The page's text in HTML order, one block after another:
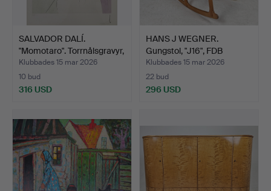
SALVADOR DALÍ.
"Momotaro". Torrnålsgravyr,
…
Klubbades 15 mar 2026
10 bud
316 USD
HANS J WEGNER.
Gungstol, "J16", FDB
Möbler…
Klubbades 15 mar 2026
22 bud
296 USD